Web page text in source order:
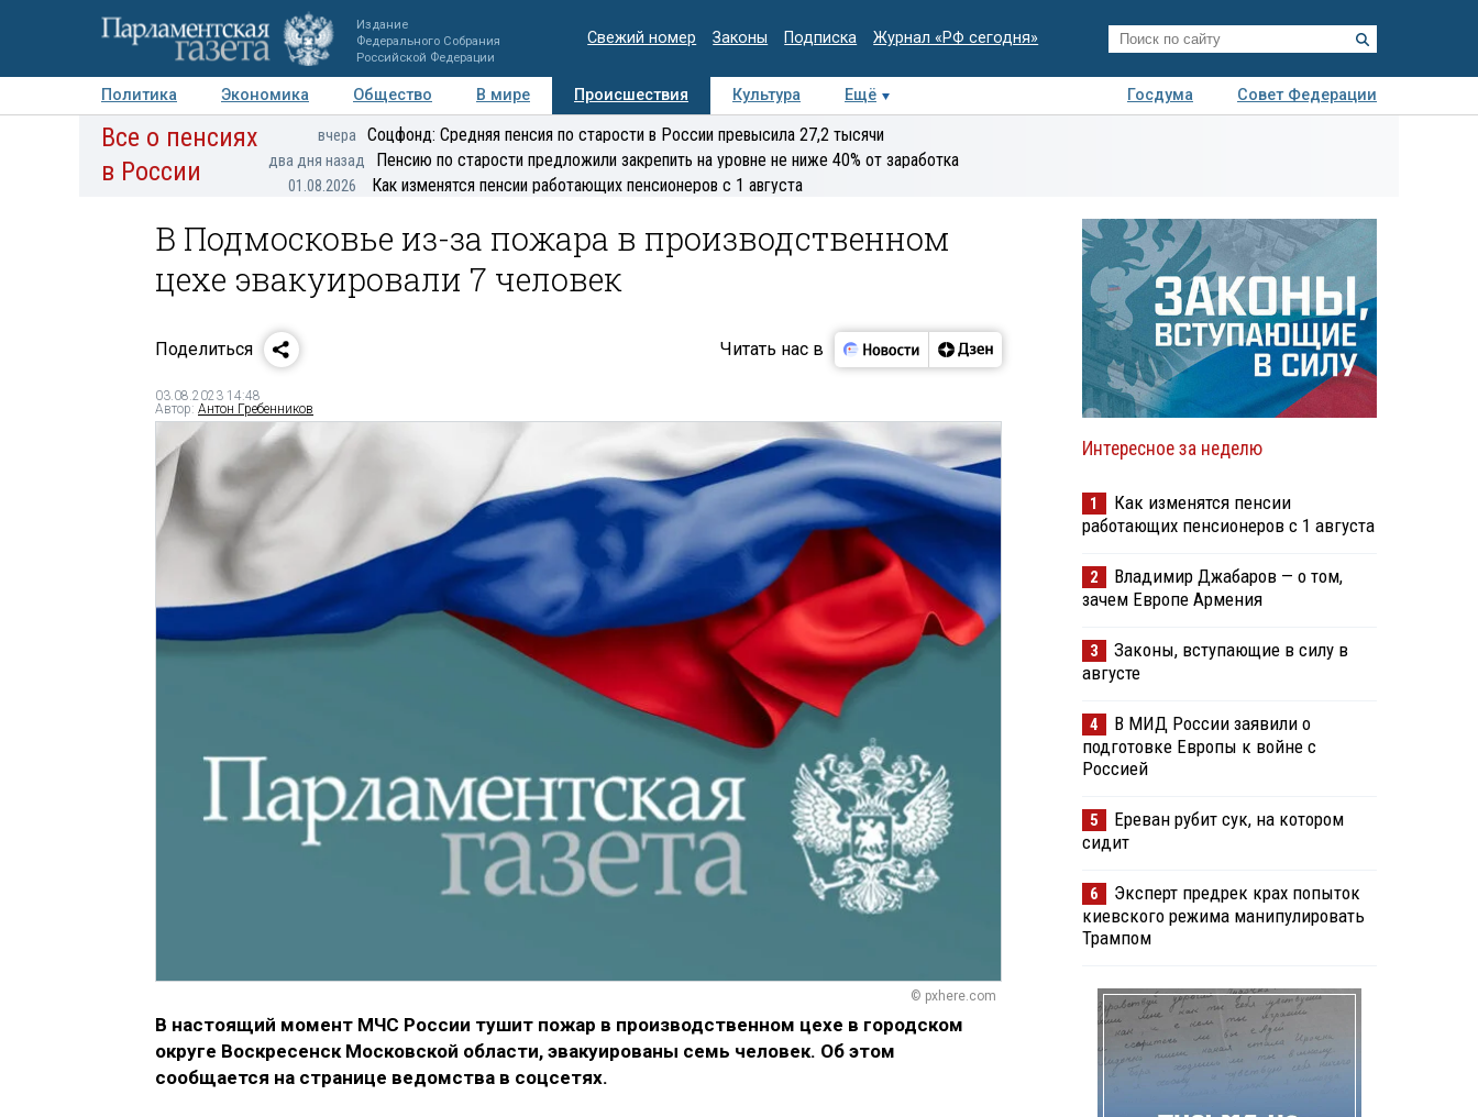
Издание
Федерального Собрания
Российской Федерации
Свежий номер Законы Подписка Журнал «РФ сегодня»
Политика Экономика Общество В мире Происшествия Культура Ещё Госдума
Совет Федерации
Авторы Персоны Мнения Регионы Медиацентр Интервью Колумнисты
экспертиза
Все о пенсиях
в России
вчера Соцфонд: Средняя пенсия по старости в России превысила 27,2 тысячи
два дня назад Пенсию по старости предложили закрепить на уровне не ниже 40% от заработка
01.08.2026 Как изменятся пенсии работающих пенсионеров с 1 августа
В Подмосковье из-за пожара в производственном
цехе эвакуировали 7 человек
Поделиться Читать нас в
03.08.2023 14:48
Автор: Антон Гребенников
© pxhere.com
В настоящий момент МЧС России тушит пожар в производственном цехе в городском
округе Воскресенск Московской области, эвакуированы семь человек. Об этом
сообщается на странице ведомства в соцсетях.
Интересное за неделю
1
Как изменятся пенсии
работающих пенсионеров с 1 августа
2
Владимир Джабаров — о том,
зачем Европе Армения
3
Законы, вступающие в силу в
августе
4
В МИД России заявили о
подготовке Европы к войне с
Россией
5
Ереван рубит сук, на котором
сидит
6
Эксперт предрек крах попыток
киевского режима манипулировать
Трампом